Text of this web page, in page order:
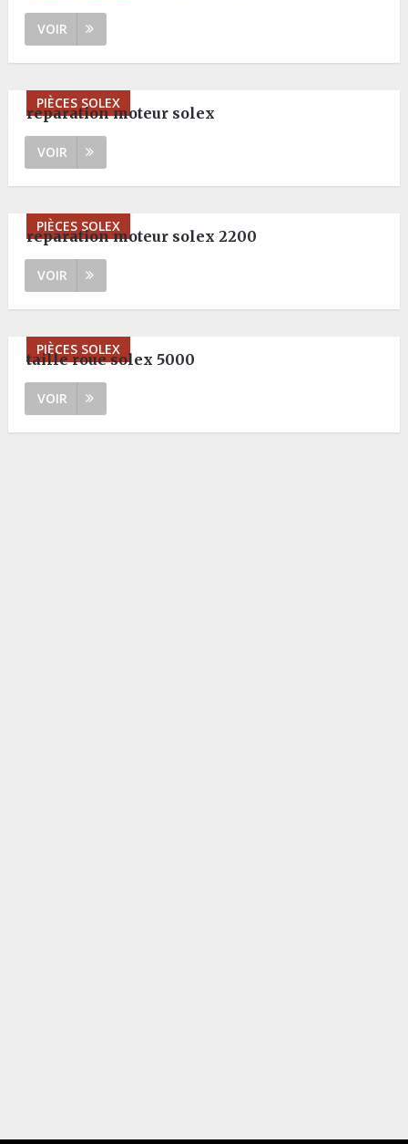
VOIR
PIÈCES SOLEX
reparation moteur solex
VOIR
PIÈCES SOLEX
reparation moteur solex 2200
VOIR
PIÈCES SOLEX
taille roue solex 5000
VOIR